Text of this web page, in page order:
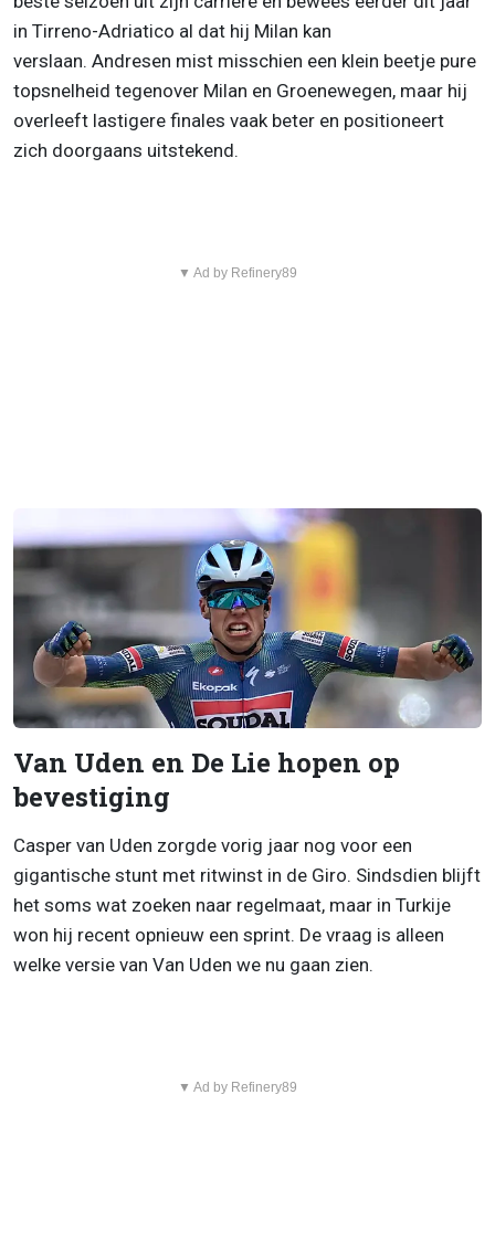
in Tirreno-Adriatico al dat hij Milan kan
verslaan. Andresen mist misschien een klein beetje pure
topsnelheid tegenover Milan en Groenewegen, maar hij
overleeft lastigere finales vaak beter en positioneert
zich doorgaans uitstekend.
▼ Ad by Refinery89
Van Uden en De Lie hopen op
bevestiging
Casper van Uden zorgde vorig jaar nog voor een
gigantische stunt met ritwinst in de Giro. Sindsdien blijft
het soms wat zoeken naar regelmaat, maar in Turkije
won hij recent opnieuw een sprint. De vraag is alleen
welke versie van Van Uden we nu gaan zien.
▼ Ad by Refinery89